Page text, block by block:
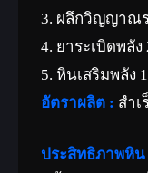
3. ผลึกวิญญาณ
4. ยาระเบิดพลั
5. หินเสริมพลัง
อัตราผลิต : สำเ
ประสิทธิภาพหิน